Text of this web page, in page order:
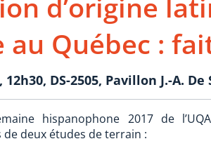
au Québec :
DS-2505, Pavillon J.-A. De
hispanophone 2017 de
deux études de terrain :